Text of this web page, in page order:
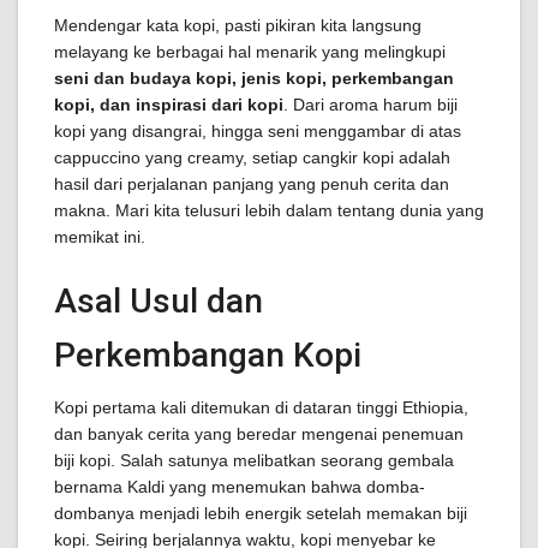
Mendengar kata kopi, pasti pikiran kita langsung
melayang ke berbagai hal menarik yang melingkupi
seni dan budaya kopi, jenis kopi, perkembangan
kopi, dan inspirasi dari kopi . Dari aroma harum biji
kopi yang disangrai, hingga seni menggambar di atas
cappuccino yang creamy, setiap cangkir kopi adalah
hasil dari perjalanan panjang yang penuh cerita dan
makna. Mari kita telusuri lebih dalam tentang dunia yang
memikat ini.
Asal Usul dan
Perkembangan Kopi
Kopi pertama kali ditemukan di dataran tinggi Ethiopia,
dan banyak cerita yang beredar mengenai penemuan
biji kopi. Salah satunya melibatkan seorang gembala
bernama Kaldi yang menemukan bahwa domba-
dombanya menjadi lebih energik setelah memakan biji
kopi. Seiring berjalannya waktu, kopi menyebar ke